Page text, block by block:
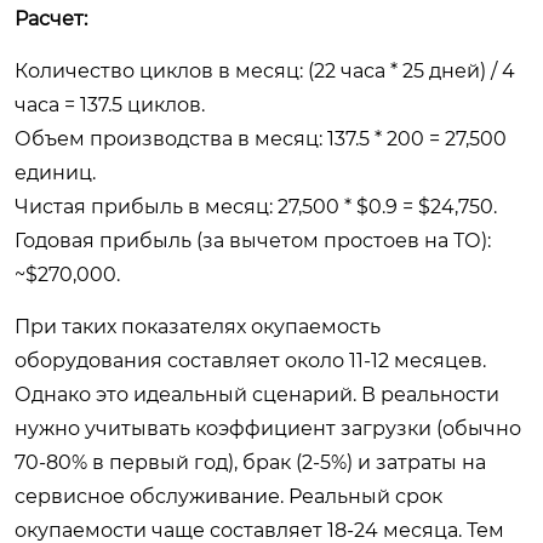
Расчет:
Количество циклов в месяц: (22 часа * 25 дней) / 4
часа = 137.5 циклов.
Объем производства в месяц: 137.5 * 200 = 27,500
единиц.
Чистая прибыль в месяц: 27,500 * $0.9 = $24,750.
Годовая прибыль (за вычетом простоев на ТО):
~$270,000.
При таких показателях окупаемость
оборудования составляет около 11-12 месяцев.
Однако это идеальный сценарий. В реальности
нужно учитывать коэффициент загрузки (обычно
70-80% в первый год), брак (2-5%) и затраты на
сервисное обслуживание. Реальный срок
окупаемости чаще составляет 18-24 месяца. Тем